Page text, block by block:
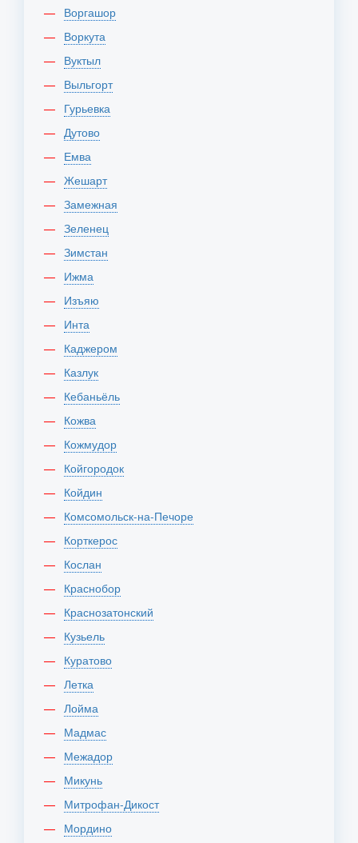
Воргашор
Воркута
Вуктыл
Выльгорт
Гурьевка
Дутово
Емва
Жешарт
Замежная
Зеленец
Зимстан
Ижма
Изъяю
Инта
Каджером
Казлук
Кебаньёль
Кожва
Кожмудор
Койгородок
Койдин
Комсомольск-на-Печоре
Корткерос
Кослан
Краснобор
Краснозатонский
Кузьель
Куратово
Летка
Лойма
Мадмас
Межадор
Микунь
Митрофан-Дикост
Мордино